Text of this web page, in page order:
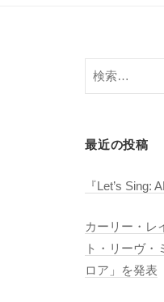
検
索:
最近の投稿
『Let’s
カーリー・レ
ト・リーヴ・
ロア」を発表